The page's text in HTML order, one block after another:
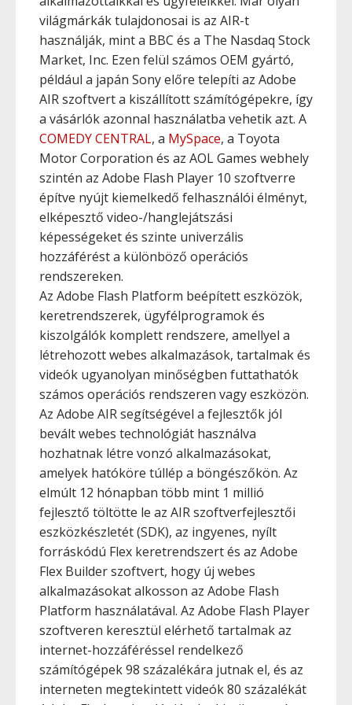
világmárkák tulajdonosai is az AIR-t
használják, mint a BBC és a The Nasdaq Stock
Market, Inc. Ezen felül számos OEM gyártó,
például a japán Sony előre telepíti az Adobe
AIR szoftvert a kiszállított számítógépekre, így
a vásárlók azonnal használatba vehetik azt. A
COMEDY CENTRAL, a MySpace, a Toyota
Motor Corporation és az AOL Games webhely
szintén az Adobe Flash Player 10 szoftverre
építve nyújt kiemelkedő felhasználói élményt,
elképesztő video-/hanglejátszási
képességeket és szinte univerzális
hozzáférést a különböző operációs
rendszereken.
Az Adobe Flash Platform beépített eszközök,
keretrendszerek, ügyfélprogramok és
kiszolgálók komplett rendszere, amellyel a
létrehozott webes alkalmazások, tartalmak és
videók ugyanolyan minőségben futtathatók
számos operációs rendszeren vagy eszközön.
Az Adobe AIR segítségével a fejlesztők jól
bevált webes technológiát használva
hozhatnak létre vonzó alkalmazásokat,
amelyek hatóköre túllép a böngészőkön. Az
elmúlt 12 hónapban több mint 1 millió
fejlesztő töltötte le az AIR szoftverfejlesztői
eszközkészletét (SDK), az ingyenes, nyílt
forráskódú Flex keretrendszert és az Adobe
Flex Builder szoftvert, hogy új webes
alkalmazásokat alkosson az Adobe Flash
Platform használatával. Az Adobe Flash Player
szoftveren keresztül elérhető tartalmak az
internet-hozzáféréssel rendelkező
számítógépek 98 százalékára jutnak el, és az
interneten megtekintett videók 80 százalékát